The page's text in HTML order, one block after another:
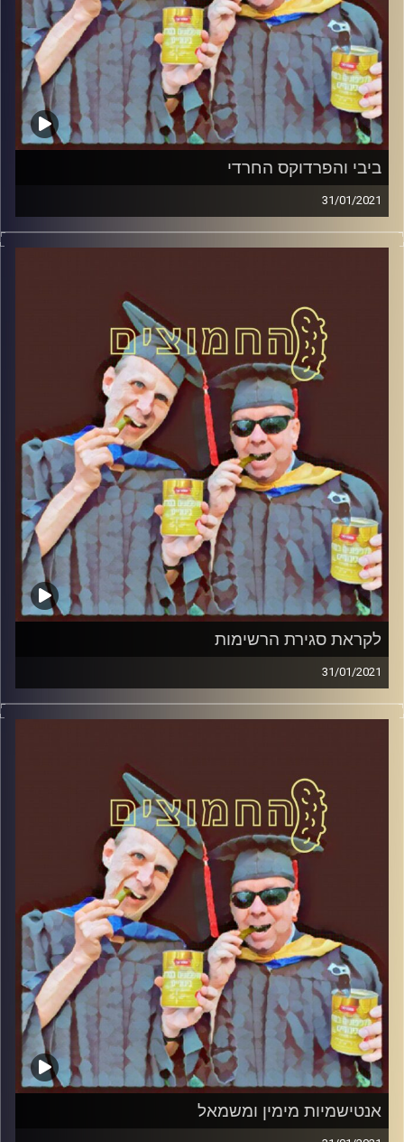
ביבי והפרדוקס החרדי
31/01/2021
החמוצים – בפעם הרביעית
עם פרופסור בועז בן-דוד ופרופסור גלעד
הירשברגר
והפעם: ביבי והפרדוקס החרדי
קרדיט תמונות:AudioVersity
לקראת סגירת הרשימות
31/01/2021
החמוצים – בפעם הרביעית
עם פרופסור בועז בן-דוד ופרופסור גלעד
הירשברגר
והפעם: לקראת סגירת הרשימות
קרדיט תמונות:AudioVersity
אנטישמיות מימין ומשמאל